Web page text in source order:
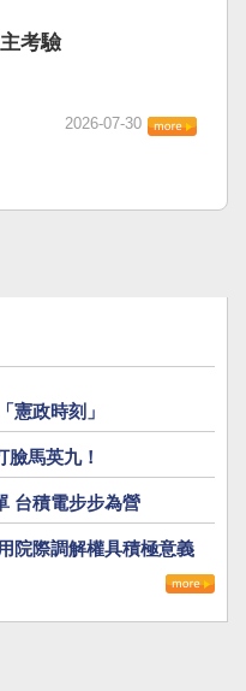
考驗
2026-07-30
憲政時刻」
臉馬英九！
台積電步步為營
院際調解權具積極意義